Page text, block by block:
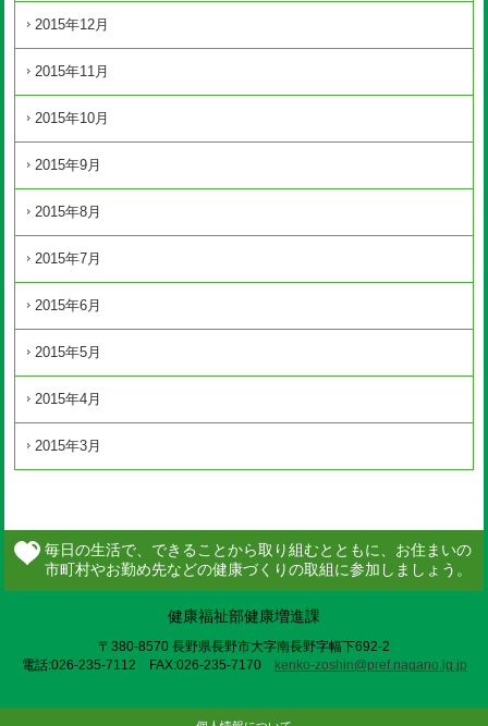
2015年12月
2015年11月
2015年10月
2015年9月
2015年8月
2015年7月
2015年6月
2015年5月
2015年4月
2015年3月
健康福祉部健康増進課
〒380-8570 長野県長野市大字南長野字幅下692-2
電話:026-235-7112 FAX:026-235-7170
kenko-zoshin@pref.nagano.lg.jp